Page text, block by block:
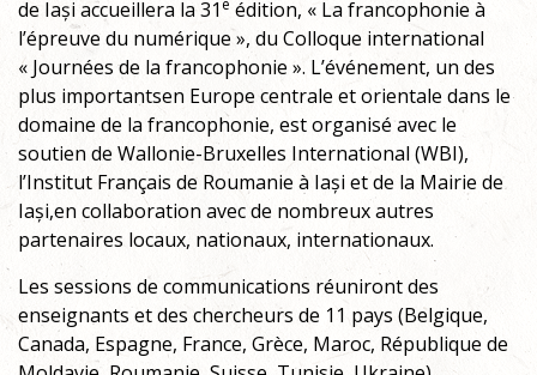
de Iași accueillera la 31e édition, « La francophonie à
l’épreuve du numérique », du Colloque international
« Journées de la francophonie ». L’événement, un des
plus importantsen Europe centrale et orientale dans le
domaine de la francophonie, est organisé avec le
soutien de Wallonie-Bruxelles International (WBI),
l’Institut Français de Roumanie à Iași et de la Mairie de
Iași,en collaboration avec de nombreux autres
partenaires locaux, nationaux, internationaux.
Les sessions de communications réuniront des
enseignants et des chercheurs de 11 pays (Belgique,
Canada, Espagne, France, Grèce, Maroc, République de